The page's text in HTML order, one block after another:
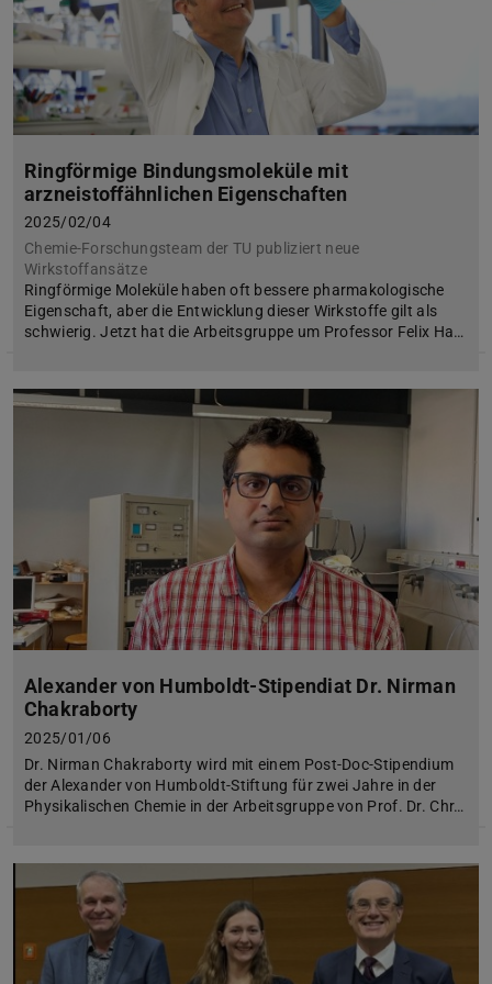
Ringförmige Bindungsmoleküle mit
arzneistoffähnlichen Eigenschaften
2025/02/04
Chemie-Forschungsteam der TU publiziert neue
Wirkstoffansätze
Ringförmige Moleküle haben oft bessere pharmakologische
Eigenschaft, aber die Entwicklung dieser Wirkstoffe gilt als
schwierig. Jetzt hat die Arbeitsgruppe um Professor Felix Ha…
Alexander von Humboldt-Stipendiat Dr. Nirman
Chakraborty
2025/01/06
Dr. Nirman Chakraborty wird mit einem Post-Doc-Stipendium
der Alexander von Humboldt-Stiftung für zwei Jahre in der
Physikalischen Chemie in der Arbeitsgruppe von Prof. Dr. Chr…